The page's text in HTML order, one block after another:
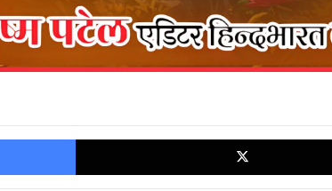
Facebook